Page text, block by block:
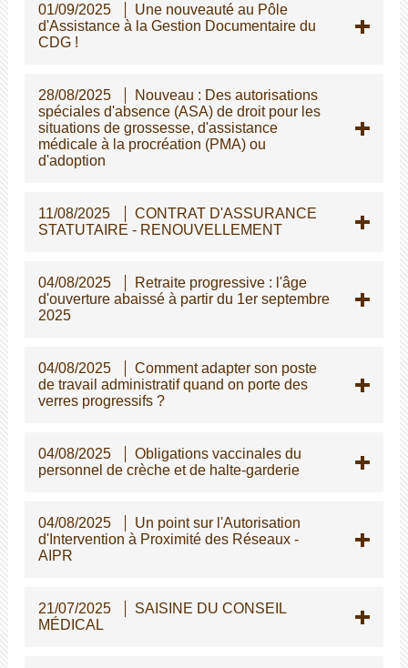
01/09/2025
Une nouveauté au Pôle
d'Assistance à la Gestion Documentaire du
CDG !
28/08/2025
Nouveau : Des autorisations
spéciales d'absence (ASA) de droit pour les
situations de grossesse, d'assistance
médicale à la procréation (PMA) ou
d'adoption
11/08/2025
CONTRAT D'ASSURANCE
STATUTAIRE - RENOUVELLEMENT
04/08/2025
Retraite progressive : l'âge
d'ouverture abaissé à partir du 1er septembre
2025
04/08/2025
Comment adapter son poste
de travail administratif quand on porte des
verres progressifs ?
04/08/2025
Obligations vaccinales du
personnel de crèche et de halte-garderie
04/08/2025
Un point sur l'Autorisation
d'Intervention à Proximité des Réseaux -
AIPR
21/07/2025
SAISINE DU CONSEIL
MÉDICAL